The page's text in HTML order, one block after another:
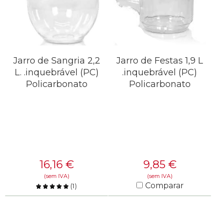
Jarro de Sangria 2,2
L. .inquebrável (PC)
Policarbonato
16,16 €
(sem IVA)
(1)
Comparar
Jarro de Festas 1,9 L
.inquebrável (PC)
Policarbonato
9,85 €
(sem IVA)
Comparar